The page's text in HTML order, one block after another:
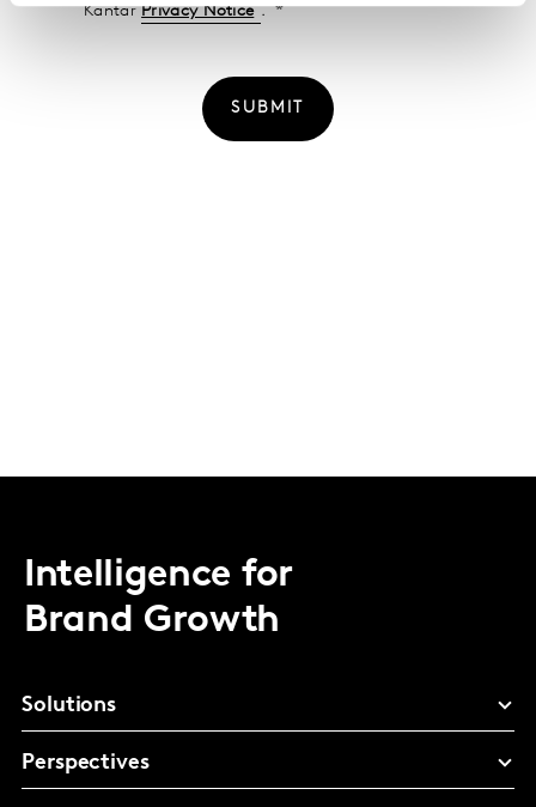
KantarPrivacy Notice .
SUBMIT
Intelligence for
Brand Growth
Solutions
Perspectives